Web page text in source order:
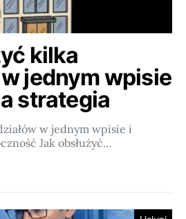
kilka
jednym wpisie
strategia
w jednym wpisie i
Jak obsłużyć…